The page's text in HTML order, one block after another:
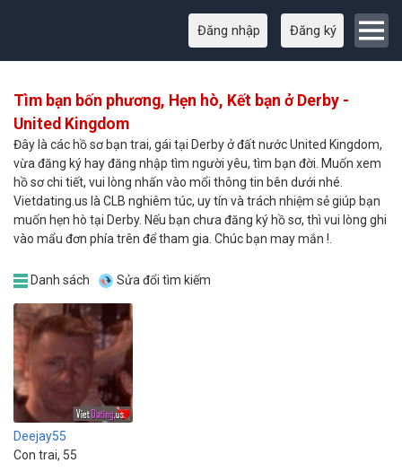
Đăng nhập Đăng ký
Tìm bạn bốn phương, Hẹn hò, Kết bạn ở Derby -
United Kingdom
Đây là các hồ sơ bạn trai, gái tại Derby ở đất nước United Kingdom,
vừa đăng ký hay đăng nhập tìm người yêu, tìm bạn đời. Muốn xem
hồ sơ chi tiết, vui lòng nhấn vào mổi thông tin bên dưới nhé.
Vietdating.us là CLB nghiêm túc, uy tín và trách nhiệm sẻ giúp bạn
muốn hẹn hò tại Derby. Nếu bạn chưa đăng ký hồ sơ, thì vui lòng ghi
vào mẩu đơn phía trên để tham gia. Chúc bạn may mắn !.
Danh sách Sửa đổi tìm kiếm
Deejay55
Con trai, 55